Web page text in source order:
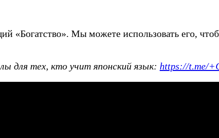
«Богатство». Мы можете использовать его,
для тех, кто учит японский язык: https://t.me/